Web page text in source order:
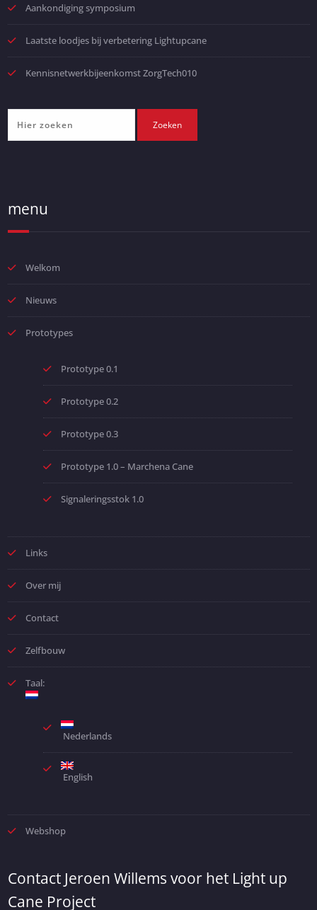
Aankondiging symposium
Laatste loodjes bij verbetering Lightupcane
Kennisnetwerkbijeenkomst ZorgTech010
menu
Welkom
Nieuws
Prototypes
Prototype 0.1
Prototype 0.2
Prototype 0.3
Prototype 1.0 – Marchena Cane
Signaleringsstok 1.0
Links
Over mij
Contact
Zelfbouw
Taal:
Nederlands
English
Webshop
Contact Jeroen Willems voor het Light up
Cane Project